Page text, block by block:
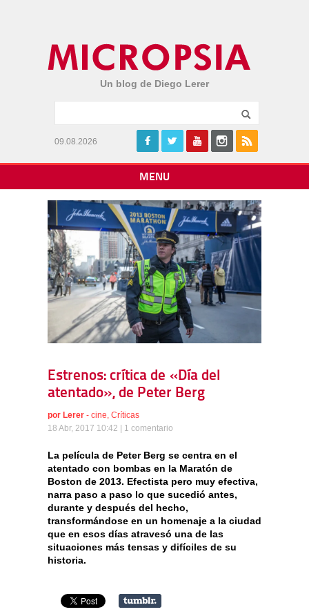
Un blog de Diego Lerer
09.08.2026
MENU
Estrenos: crítica de «Día del
atentado», de Peter Berg
por Lerer - cine Críticas
18 Abr, 2017 10:42 | 1 comentario
La película de Peter Berg se centra en el
atentado con bombas en la Maratón de
Boston de 2013. Efectista pero muy efectiva,
narra paso a paso lo que sucedió antes,
durante y después del hecho,
transformándose en un homenaje a la ciudad
que en esos días atravesó una de las
situaciones más tensas y difíciles de su
historia.